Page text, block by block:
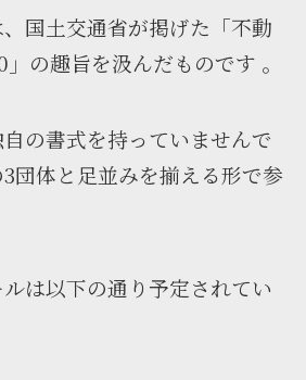
国土交通省が掲げた「不動
の趣旨を汲んだものです 。
の書式を持っていませんで
団体と足並みを揃える形で参
は以下の通り予定されてい